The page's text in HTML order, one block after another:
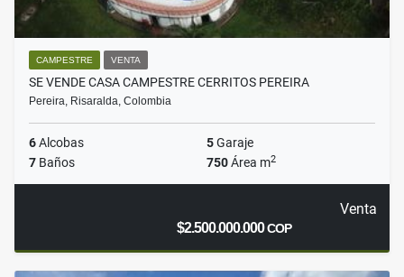
CAMPESTRE VENTA
SE VENDE CASA CAMPESTRE CERRITOS PEREIRA
Pereira, Risaralda, Colombia
6Alcobas 5Garaje
7 Baños 750Área m2
Venta
$2.500.000.000COP